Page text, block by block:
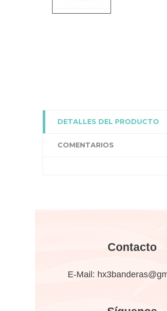
DETALLES DEL PRODUCTO
COMENTARIOS
Contacto
E-Mail: